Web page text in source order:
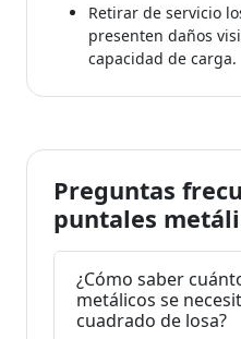
Retirar de servicio
presenten daños
capacidad de carga.
Preguntas
puntales
¿Cómo saber
metálicos se
cuadrado de losa?